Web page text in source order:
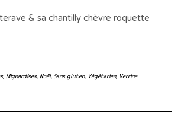
, Mignardises, Noël, Sans gluten, Végétarien, Verrine